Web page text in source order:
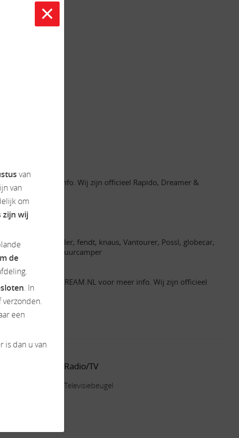
voor meer info. Wij zijn officieel Rapido, Dreamer &
hobby, lmc, roller, fendt, knaus, Vantourer, Possl, globecar,
huurcamper
voor meer info. Wij zijn officieel
Radio/TV
Televisiebeugel
van
van
om
zijn wij
de
. In
een
is dan u van
×